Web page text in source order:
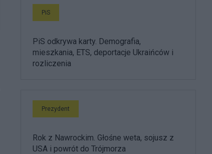
PiS
PiS odkrywa karty. Demografia,
mieszkania, ETS, deportacje Ukraińców i
rozliczenia
Prezydent
Rok z Nawrockim. Głośne weta, sojusz z
USA i powrót do Trójmorza